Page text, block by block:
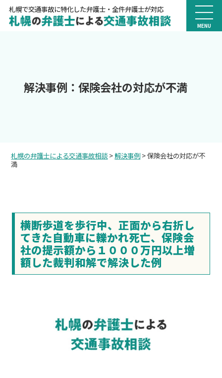
札幌で交通事故に特化した弁護士・全件弁護士が対応
MENU
解決事例：保険会社の対応が不満
札幌の弁護士による交通事故相談 >解決事例 >保険会社の対応が不
満
横断歩道を歩行中、正面から右折し
てきた自動車に轢かれ死亡、保険会
社の提示額から１０００万円以上増
額した裁判和解で解決した例